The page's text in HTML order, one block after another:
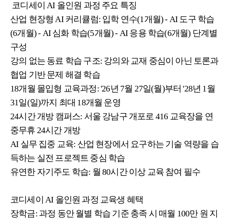
코디세이AI 올인원 과정 주요 특징
산업 현장형AI 커리큘럼: 입학 연수(1개월) - AI 도구 학습
(6개월) - AI 심화 학습(5개월) - AI 응용 학습(6개월) 단계별
구성
강의 없는 동료 학습 구조: 강의와 교재 중심이 아닌 토론과
협업 기반 문제 해결 학습
18개월 몰입형 교육과정: '26년 7월 27일(월)부터'28년 1월
31일(일)까지 최대 18개월 운영
24시간 개방 캠퍼스: 서울 강남구 개포로 416 교육장을 연
중무휴 24시간 개방
AI 실무 집중 교육: 산업 현장에서 요구하는 기술 역량을 습
득하는 실전 프로젝트 중심 학습
유연한 자기주도 학습: 월80시간 이상 교육 참여 필수
코디세이 AI 올인원 과정 교육생 혜택
장학금: 과정 동안 월별 학습 기준 충족 시 매월 100만 원 지